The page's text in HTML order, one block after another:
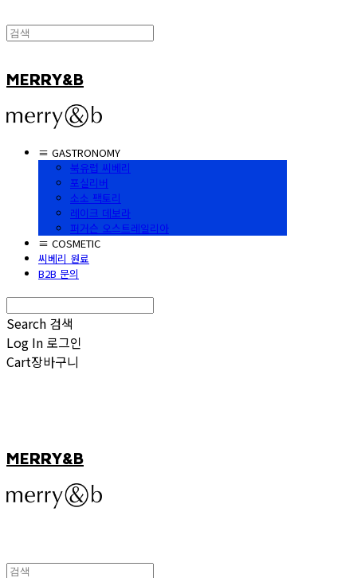
MERRY&B
≡ GASTRONOMY
북유럽 씨베리
포실리버
소소 팩토리
레이크 데보라
퍼거슨 오스트레일리아
≡ COSMETIC
씨베리 원료
B2B 문의
Search 검색
Log In 로그인
Cart장바구니
MERRY&B